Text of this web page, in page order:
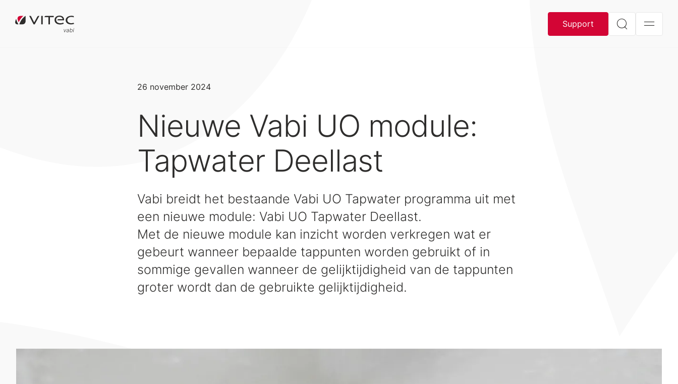
Support
26 november 2024
Nieuwe Vabi UO module:
Tapwater Deellast
Vabi breidt het bestaande Vabi UO Tapwater programma uit met
een nieuwe module: Vabi UO Tapwater Deellast.
Met de nieuwe module kan inzicht worden verkregen wat er
gebeurt wanneer bepaalde tappunten worden gebruikt of in
sommige gevallen wanneer de gelijktijdigheid van de tappunten
groter wordt dan de gebruikte gelijktijdigheid.